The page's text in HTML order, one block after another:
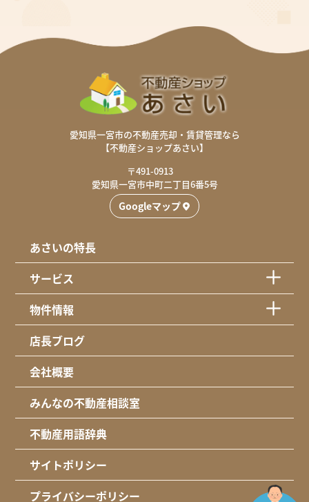
・個人が特定できなように掲載しています。
いので、質問と回答の削除はいたしませんのでご了承
・早急なご質問は、電話にてお問い合わせくださいま
愛知県一宮市の不動産売却・賃貸管理なら
【不動産ショップあさい】
〒491-0913
愛知県一宮市中町二丁目6番5号
Googleマップ
あさいの特長
サービス
物件情報
店長ブログ
会社概要
みんなの不動産相談室
不動産用語辞典
サイトポリシー
プライバシーポリシー